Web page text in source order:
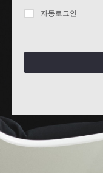
자동로그인